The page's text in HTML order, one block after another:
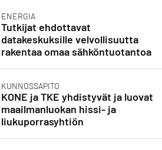
ENERGIA
Tutkijat ehdottavat
datakeskuksille velvollisuutta
rakentaa omaa sähköntuotantoa
KUNNOSSAPITO
KONE ja TKE yhdistyvät ja luovat
maailmanluokan hissi- ja
liukuporrasyhtiön